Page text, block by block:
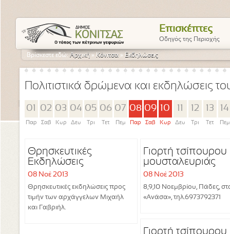
Επισκέπτες
Οδηγός της Περιοχής
Βρίσκεστε εδώ:Αρχική » Κόνιτσα » Εκδηλώσεις
Πολιτιστικά δρώμενα και εκδηλώσεις
01
Παρ
02
Σαβ
03
Κυρ
04
Δευ
05
Τρι
06
Τετ
07
Πεμ
08
Παρ
09
Σαβ
10
Κυρ Δευ
12
Τρι
13
Τετ
14
Πεμ
Θρησκευτικές
Εκδηλώσεις
08 Νοέ 2013
Θρησκευτικές εκδηλώσεις προς
τιμήν των αρχάγγελων Μιχαήλ
και Γαβριήλ.
Γιορτή τσίπουρου
μουσταλευριάς
08 Νοέ 2013
8,9,10 Νοεμβρίου, Πάδες,
«Ανάσα», τηλ.6973792371
Γιορτή τσίπουρου